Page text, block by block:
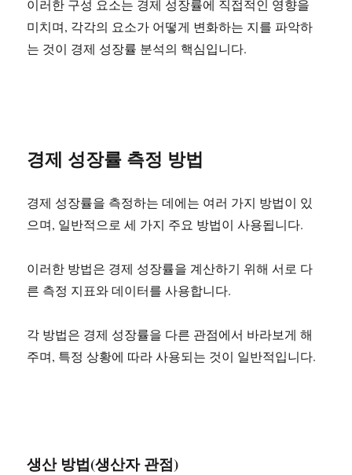
이러한 구성 요소는 경제 성장률에 직접적인 영향을
미치며, 각각의 요소가 어떻게 변화하는 지를 파악하
는 것이 경제 성장률 분석의 핵심입니다.
경제 성장률 측정 방법
경제 성장률을 측정하는 데에는 여러 가지 방법이 있
으며, 일반적으로 세 가지 주요 방법이 사용됩니다.
이러한 방법은 경제 성장률을 계산하기 위해 서로 다
른 측정 지표와 데이터를 사용합니다.
각 방법은 경제 성장률을 다른 관점에서 바라보게 해
주며, 특정 상황에 따라 사용되는 것이 일반적입니다.
생산 방법(생산자 관점)